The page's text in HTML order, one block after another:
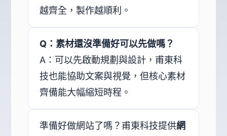
越齊全，製作越順利。
Q：素材還沒準備好可以先做嗎？
A：可以先啟動規劃與設計，甫東科
技也能協助文案與視覺，但核心素材
齊備能大幅縮短時程。
準備好做網站了嗎？甫東科技提供網